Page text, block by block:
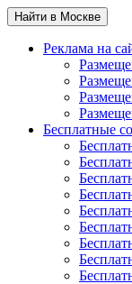
Найти в Москве
Реклама на
Бесплатные